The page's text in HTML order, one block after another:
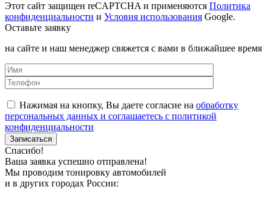
Этот сайт защищен reCAPTCHA и применяются Политика
конфиденциальности и Условия использования Google.
Оставьте заявку
на сайте и наш менеджер свяжется с вами в ближайшее время
Нажимая на кнопку, Вы даете согласие на обработку
персональных данных и соглашаетесь с политикой
конфиденциальности
Спасибо!
Ваша заявка успешно отправлена!
Мы проводим тонировку автомобилей
и в других городах России: